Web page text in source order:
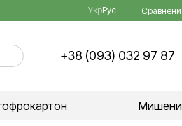
УкрРус
+38 (093) 032 97 87
Мишени